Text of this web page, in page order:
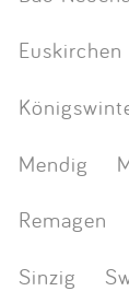
Euskirchen
Mendig
Remagen
Sinzig